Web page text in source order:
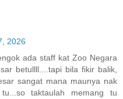
2026
ada staff kat Zoo Negara
betullll....tapi bila fikir balik,
sangat mana maunya nak
taktaulah memang tu